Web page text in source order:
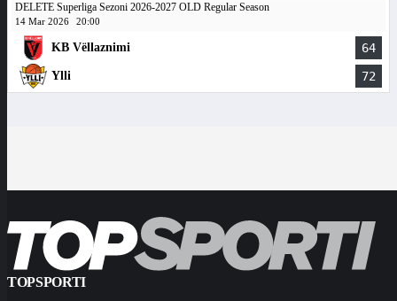
DELETE Superliga Sezoni 2026-2027 OLD Regular Season
14 Mar 2026 20:00
KB Vëllaznimi 64
Ylli 72
TOPSPORTI